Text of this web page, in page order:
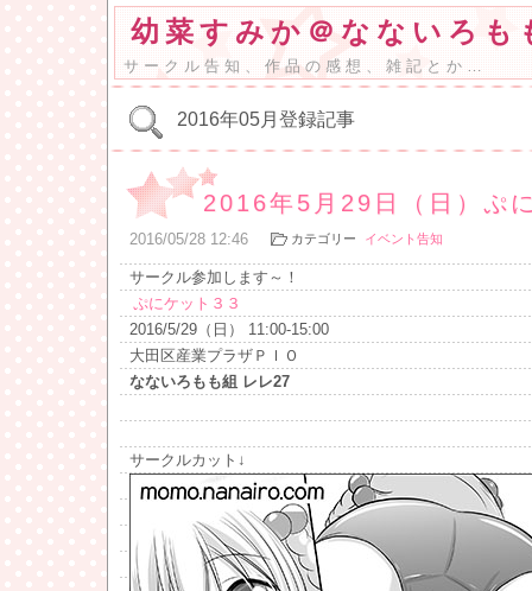
幼菜すみか＠なないろも
サークル告知、作品の感想、雑記とか…
2016年05月登録記事
2016年5月29日（日）ぷ
2016/05/28 12:46 カテゴリー イベント告知
サークル参加します～！
ぷにケット３３
2016/5/29（日） 11:00-15:00
大田区産業プラザＰＩＯ
なないろもも組 レレ27
サークルカット↓